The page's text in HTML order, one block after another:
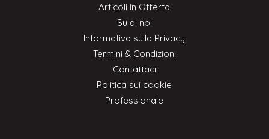
Articoli in Offerta
Su di noi
Informativa sulla Privacy
Termini & Condizioni
Contattaci
Politica sui cookie
Professionale